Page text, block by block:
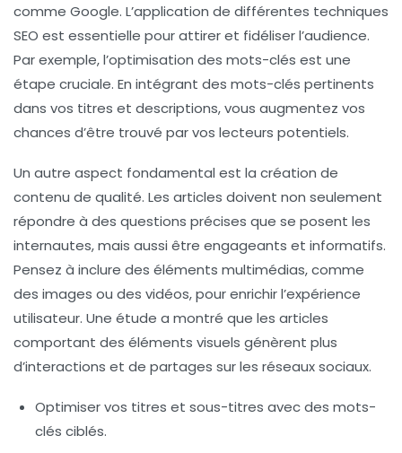
comme Google. L’application de différentes techniques
SEO est essentielle pour attirer et fidéliser l’audience.
Par exemple, l’optimisation des mots-clés est une
étape cruciale. En intégrant des mots-clés pertinents
dans vos titres et descriptions, vous augmentez vos
chances d’être trouvé par vos lecteurs potentiels.
Un autre aspect fondamental est la création de
contenu de qualité. Les articles doivent non seulement
répondre à des questions précises que se posent les
internautes, mais aussi être engageants et informatifs.
Pensez à inclure des éléments multimédias, comme
des images ou des vidéos, pour enrichir l’expérience
utilisateur. Une étude a montré que les articles
comportant des éléments visuels génèrent plus
d’interactions et de partages sur les réseaux sociaux.
Optimiser vos titres et sous-titres avec des mots-
clés ciblés.